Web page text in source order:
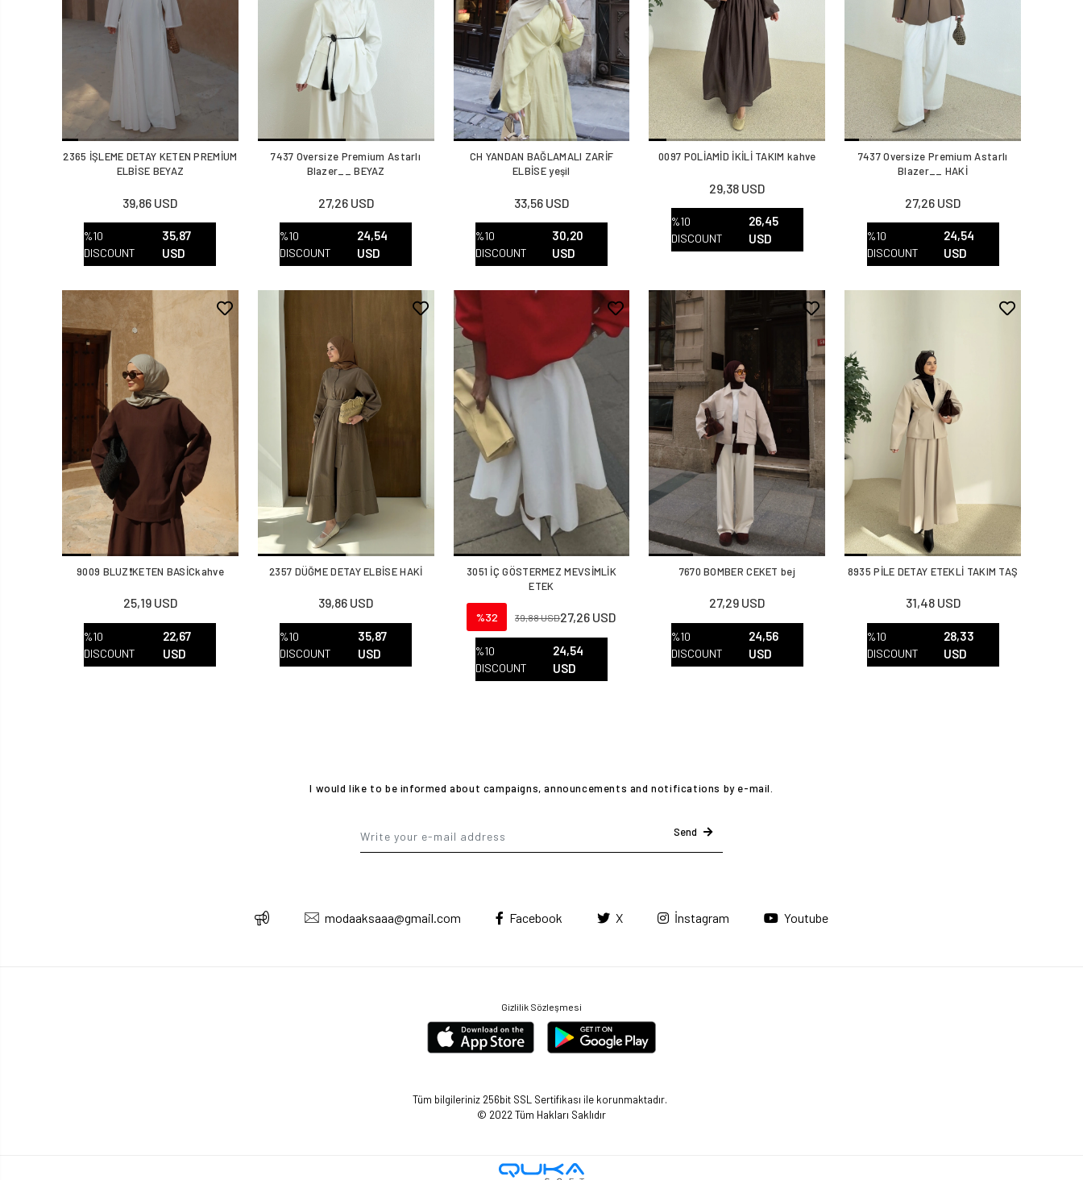
2365 İŞLEME DETAY KETEN PREMİUM
ELBİSE BEYAZ
39,86 USD
%10
DISCOUNT
35,87
USD
7437 Oversize Premium Astarlı
Blazer__ BEYAZ
27,26 USD
%10
DISCOUNT
24,54
USD
CH YANDAN BAĞLAMALI ZARİF
ELBİSE yeşil
33,56 USD
%10
DISCOUNT
30,20
USD
0097 POLİAMİD İKİLİ TAKIM kahve
29,38 USD
%10
DISCOUNT
26,45
USD
7437 Oversize Premium Astarlı
Blazer__ HAKİ
27,26 USD
%10
DISCOUNT
24,54
USD
9009 BLUZ❗️KETEN BASİCkahve
25,19 USD
%10
DISCOUNT
22,67
USD
2357 DÜĞME DETAY ELBİSE HAKİ
39,86 USD
%10
DISCOUNT
35,87
USD
3051 İÇ GÖSTERMEZ MEVSİMLİK
ETEK
%32 39,88 USD27,26 USD
%10
DISCOUNT
24,54
USD
7670 BOMBER CEKET bej
27,29 USD
%10
DISCOUNT
24,56
USD
8935 PİLE DETAY ETEKLİ TAKIM TAŞ
31,48 USD
%10
DISCOUNT
28,33
USD
I would like to be informed about campaigns, announcements and notifications by e-mail.
Send
modaaksaaa@gmail.com Facebook X İnstagram Youtube
Gizlilik Sözleşmesi
Tüm bilgileriniz 256bit SSL Sertifikası ile korunmaktadır.
© 2022 Tüm Hakları Saklıdır